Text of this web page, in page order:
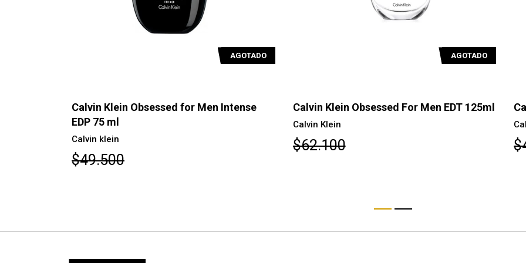
AGOTADO
Calvin Klein Obsessed For Men EDT 125ml
Calvin Klein
$62.100
AGOTADO
Calvin Klein Obsessed for Men EDT 75 ML
Calvin klein
$48.600